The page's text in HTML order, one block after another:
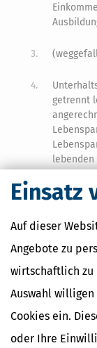
Einsatz
Auf dieser
Angebote zu
wirtschaftlich zu
Auswahl
Cookies ein.
oder Ihre
3.
4.
getrennt
lebenden
(5) Zur
abweichend von
Einkommens des
soweit er zur
erforderlich ist, die
höchstens jedoch